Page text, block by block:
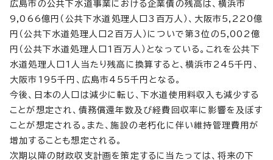
広島市の公共下水道事業における企業債の残高は、横浜市
9,066億円（公共下水道処理人口3百万人）、大阪市5,220億
円（公共下水道処理人口2百万人）についで第3位の5,002億
円（公共下水道処理人口1百万人）となっている。これを公共下
水道処理人口1人当たり残高に換算すると、横浜市245千円、
大阪市195千円、広島市455千円となる。
今後、日本の人口は減少に転じ、下水道使用料収入も減少する
ことが想定され、債務償還年数及び経費回収率に影響を及ぼす
ことが想定される。また、施設の老朽化に伴い維持管理費用が
増加することも想定される。
次期以降の財政収支計画を策定するに当たっては、将来の下